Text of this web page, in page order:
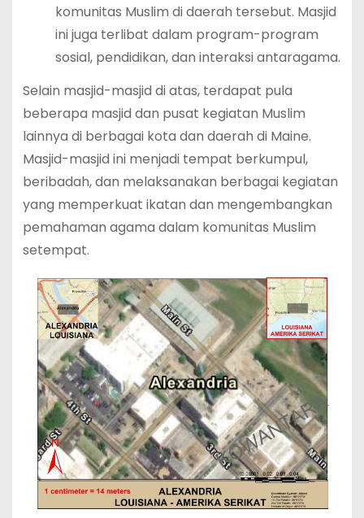
komunitas Muslim di daerah tersebut. Masjid
ini juga terlibat dalam program-program
sosial, pendidikan, dan interaksi antaragama.
Selain masjid-masjid di atas, terdapat pula
beberapa masjid dan pusat kegiatan Muslim
lainnya di berbagai kota dan daerah di Maine.
Masjid-masjid ini menjadi tempat berkumpul,
beribadah, dan melaksanakan berbagai kegiatan
yang memperkuat ikatan dan mengembangkan
pemahaman agama dalam komunitas Muslim
setempat.